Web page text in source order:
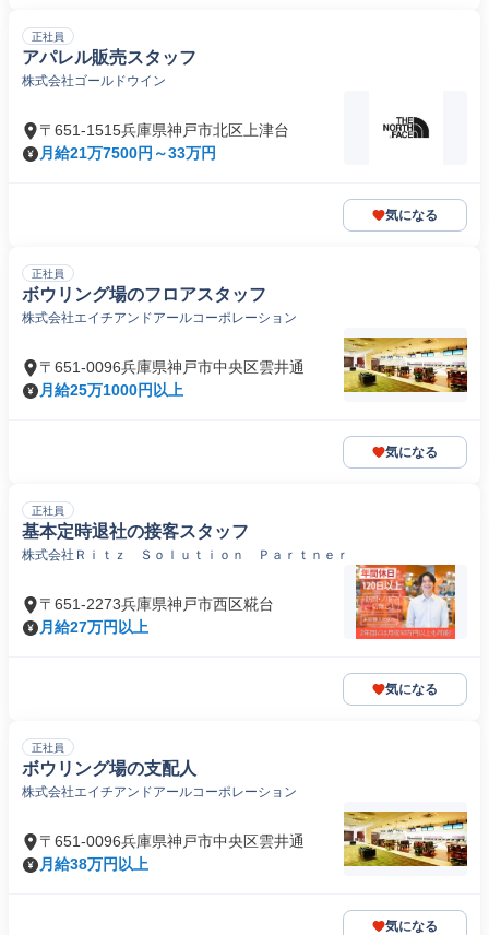
正社員
アパレル販売スタッフ
株式会社ゴールドウイン
〒651-1515兵庫県神戸市北区上津台
月給21万7500円～33万円
気になる
正社員
ボウリング場のフロアスタッフ
株式会社エイチアンドアールコーポレーション
〒651-0096兵庫県神戸市中央区雲井通
月給25万1000円以上
気になる
正社員
基本定時退社の接客スタッフ
株式会社Ｒｉｔｚ Ｓｏｌｕｔｉｏｎ Ｐａｒｔｎｅｒ
〒651-2273兵庫県神戸市西区糀台
月給27万円以上
気になる
正社員
ボウリング場の支配人
株式会社エイチアンドアールコーポレーション
〒651-0096兵庫県神戸市中央区雲井通
月給38万円以上
気になる